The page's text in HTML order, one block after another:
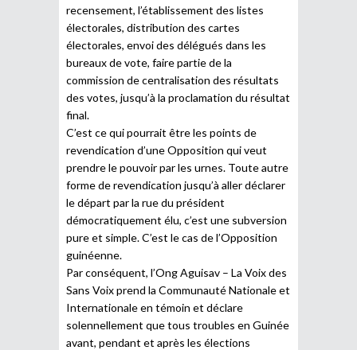
recensement, l’établissement des listes
électorales, distribution des cartes
électorales, envoi des délégués dans les
bureaux de vote, faire partie de la
commission de centralisation des résultats
des votes, jusqu’à la proclamation du résultat
final.
C’est ce qui pourrait être les points de
revendication d’une Opposition qui veut
prendre le pouvoir par les urnes. Toute autre
forme de revendication jusqu’à aller déclarer
le départ par la rue du président
démocratiquement élu, c’est une subversion
pure et simple. C’est le cas de l’Opposition
guinéenne.
Par conséquent, l’Ong Aguisav – La Voix des
Sans Voix prend la Communauté Nationale et
Internationale en témoin et déclare
solennellement que tous troubles en Guinée
avant, pendant et après les élections